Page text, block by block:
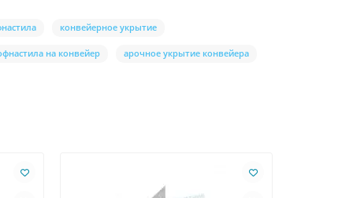
конвейерное укрытие
на конвейер арочное укрытие конвейера